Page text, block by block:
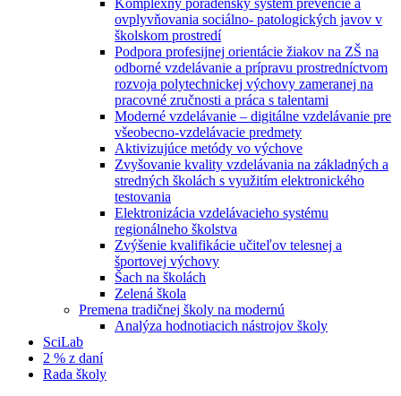
Komplexný poradenský systém prevencie a
ovplyvňovania sociálno- patologických javov v
školskom prostredí
Podpora profesijnej orientácie žiakov na ZŠ na
odborné vzdelávanie a prípravu prostredníctvom
rozvoja polytechnickej výchovy zameranej na
pracovné zručnosti a práca s talentami
Moderné vzdelávanie – digitálne vzdelávanie pre
všeobecno-vzdelávacie predmety
Aktivizujúce metódy vo výchove
Zvyšovanie kvality vzdelávania na základných a
stredných školách s využitím elektronického
testovania
Elektronizácia vzdelávacieho systému
regionálneho školstva
Zvýšenie kvalifikácie učiteľov telesnej a
športovej výchovy
Šach na školách
Zelená škola
Premena tradičnej školy na modernú
Analýza hodnotiacich nástrojov školy
SciLab
2 % z daní
Rada školy